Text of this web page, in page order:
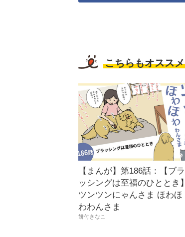
こちらもオススメ
【まんが】第186話：【ブラ
ッシングは至福のひととき】
ツンツンにゃんさま ほわほ
わわんさま
餅付きなこ